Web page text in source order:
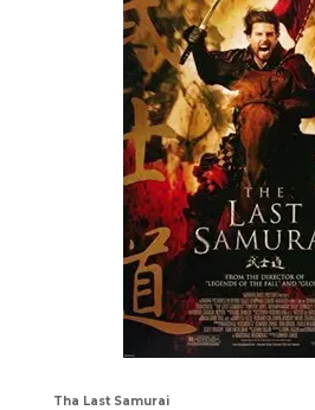
Tha Last Samurai